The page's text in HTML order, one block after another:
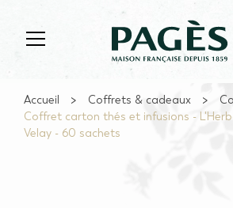
Accueil Coffrets & cadeaux
Coffret carton thés et infusions -
Velay - 60 sachets